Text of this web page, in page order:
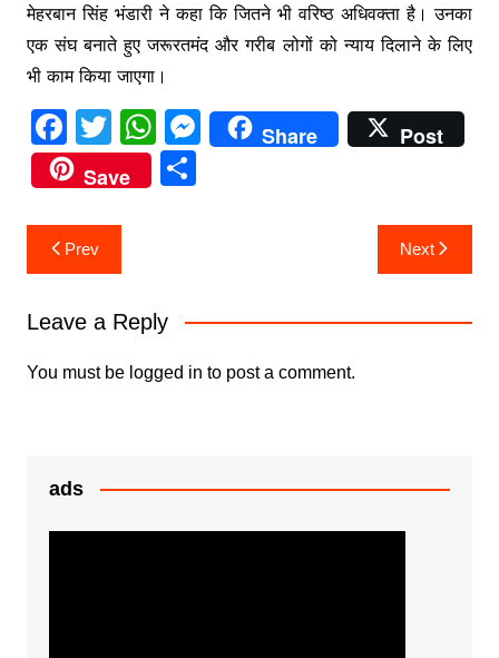
मेहरबान सिंह भंडारी ने कहा कि जितने भी वरिष्ठ अधिवक्ता है। उनका
एक संघ बनाते हुए जरूरतमंद और गरीब लोगों को न्याय दिलाने के लिए
भी काम किया जाएगा।
F
a
c
e
b
o
k
T
w
itt
er
W
h
at
p
p
M
e
er
Share
Post
Save
S
Post
navigation
Prev Next
Leave a Reply
You must be logged in to post a comment.
ads